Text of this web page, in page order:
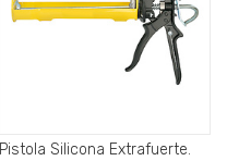
Pistola Silicona Extrafuerte.